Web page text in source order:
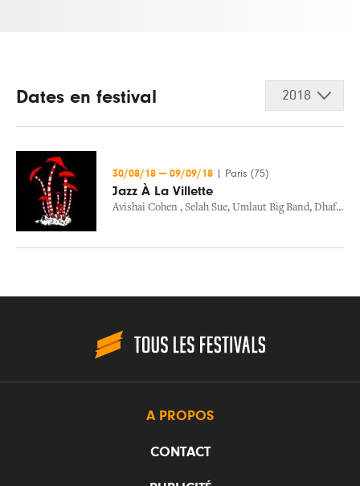
Dates en festival 2018
30/08/18 — 09/09/18 Paris (75)
Jazz À La Villette
Avishai Cohen , Selah Sue, Umlaut Big Band, Dhafer Youssef
A PROPOS
CONTACT